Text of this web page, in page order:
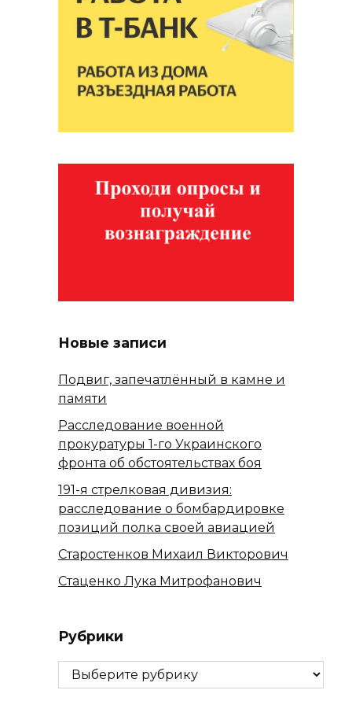
Новые записи
Подвиг, запечатлённый в камне и
памяти
Расследование военной
прокуратуры 1-го Украинского
фронта об обстоятельствах боя
191-я стрелковая дивизия:
расследование о бомбардировке
позиций полка своей авиацией
Старостенков Михаил Викторович
Стаценко Лука Митрофанович
Рубрики
Рубрики